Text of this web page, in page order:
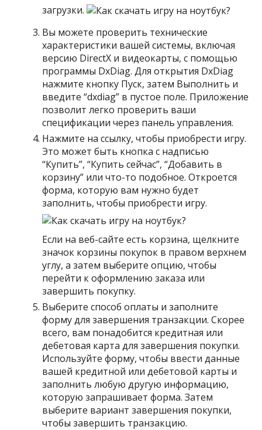
загрузки.
Вы можете проверить технические
характеристики вашей системы, включая
версию DirectX и видеокарты, с помощью
программы DxDiag. Для открытия DxDiag
нажмите кнопку Пуск, затем Выполнить и
введите “dxdiag” в пустое поле. Приложение
позволит легко проверить ваши
спецификации через панель управления.
Нажмите на ссылку, чтобы приобрести игру.
Это может быть кнопка с надписью
“Купить”, “Купить сейчас”, “Добавить в
корзину” или что-то подобное. Откроется
форма, которую вам нужно будет
заполнить, чтобы приобрести игру.
Если на веб-сайте есть корзина, щелкните
значок корзины покупок в правом верхнем
углу, а затем выберите опцию, чтобы
перейти к оформлению заказа или
завершить покупку.
Выберите способ оплаты и заполните
форму для завершения транзакции. Скорее
всего, вам понадобится кредитная или
дебетовая карта для завершения покупки.
Используйте форму, чтобы ввести данные
вашей кредитной или дебетовой карты и
заполнить любую другую информацию,
которую запрашивает форма. Затем
выберите вариант завершения покупки,
чтобы завершить транзакцию.